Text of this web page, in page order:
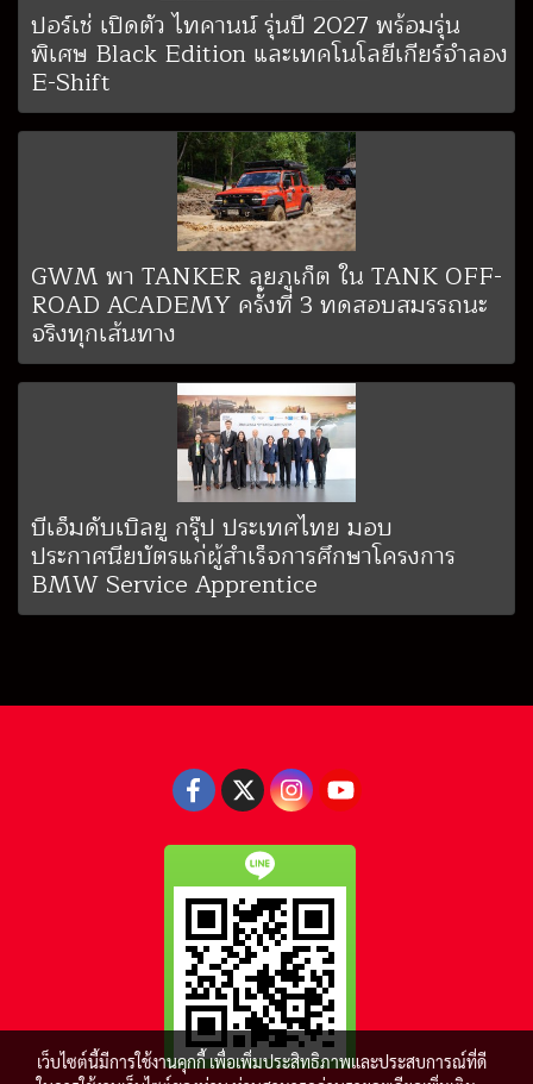
ปอร์เช่ เปิดตัว ไทคานน์ รุ่นปี 2027 พร้อมรุ่น
พิเศษ Black Edition และเทคโนโลยีเกียร์จำลอง
E-Shift
GWM พา TANKER ลุยภูเก็ต ใน TANK OFF-
ROAD ACADEMY ครั้งที่ 3 ทดสอบสมรรถนะ
จริงทุกเส้นทาง
บีเอ็มดับเบิลยู กรุ๊ป ประเทศไทย มอบ
ประกาศนียบัตรแก่ผู้สำเร็จการศึกษาโครงการ
BMW Service Apprentice
เว็บไซต์นี้มีการใช้งานคุกกี้ เพื่อเพิ่มประสิทธิภาพและประสบการณ์ที่ดี